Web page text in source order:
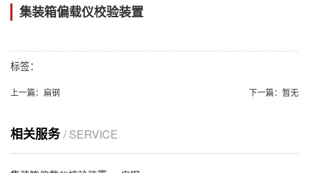
集装箱偏载仪校验装置
标签：
上一篇： 扁钢 下一篇： 暂无
相关服务/ SERVICE